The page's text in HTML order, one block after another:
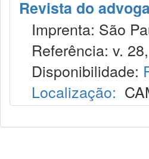
Revista do
Imprenta: São
Referência: v.
Disponibilidade:
Localização: